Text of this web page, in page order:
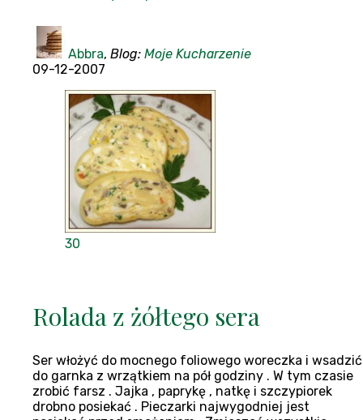
Abbra, Blog: Moje Kucharzenie
09-12-2007
30
Rolada z żółtego sera
Ser włożyć do mocnego foliowego woreczka i wsadzić
do garnka z wrzątkiem na pół godziny . W tym czasie
zrobić farsz . Jajka , paprykę , natkę i szczypiorek
drobno posiekać . Pieczarki najwygodniej jest